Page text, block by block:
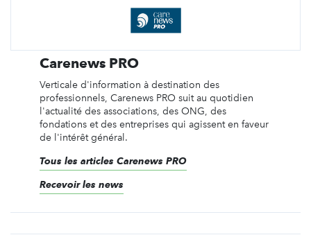
Carenews PRO
Verticale d'information à destination des
professionnels, Carenews PRO suit au quotidien
l'actualité des associations, des ONG, des
fondations et des entreprises qui agissent en faveur
de l'intérêt général.
Tous les articles Carenews PRO
Recevoir les news